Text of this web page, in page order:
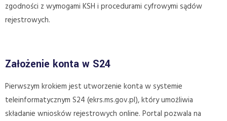
zgodności z wymogami KSH i procedurami cyfrowymi sądów
rejestrowych.
Założenie konta w S24
Pierwszym krokiem jest utworzenie konta w systemie
teleinformatycznym S24 (ekrs.ms.gov.pl), który umożliwia
składanie wniosków rejestrowych online. Portal pozwala na